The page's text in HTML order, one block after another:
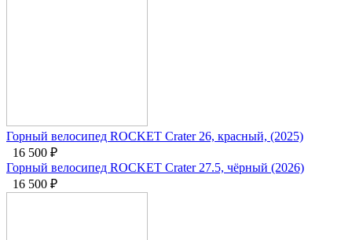
Горный велосипед ROCKET Crater 26, красный, (2025)
16 500 ₽
Горный велосипед ROCKET Crater 27.5, чёрный (2026)
16 500 ₽